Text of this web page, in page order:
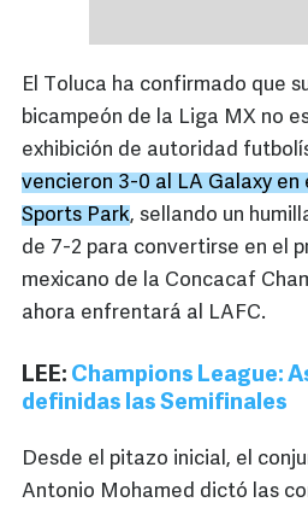
El Toluca ha confirmado que
bicampeón de la Liga MX no
exhibición de autoridad
vencieron 3-0 al LA Galaxy
Sports Park, sellando un
de 7-2 para convertirse en el
mexicano de la Concacaf
ahora enfrentará al LAFC.
LEE: Champions League:
definidas las Semifinales
Desde el pitazo inicial, el
Antonio Mohamed dictó las